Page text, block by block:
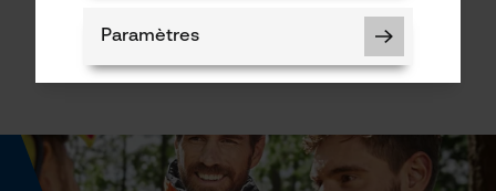
CHF 12.90 *Paramètres
Cookies nécessaires